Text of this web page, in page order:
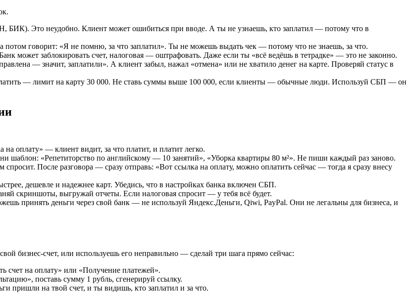
БИК). Это неудобно. Клиент может ошибиться при вводе. А ты не узнаешь, кто заплатил — потому что в
потом говорит: «Я не помню, за что заплатил». Ты не можешь выдать чек — потому что не знаешь, за что.
может заблокировать счет, налоговая — оштрафовать. Даже если ты «всё ведёшь в тетрадке» — это не законно.
— значит, заплатили». А клиент забыл, нажал «отмена» или не хватило денег на карте. Проверяй статус в
— лимит на карту 30 000. Не ставь суммы выше 100 000, если клиенты — обычные люди. Используй СБП — он
на оплату» — клиент видит, за что платит, и платит легко.
шаблон: «Репетиторство по английскому — 10 занятий», «Уборка квартиры 80 м²». Не пиши каждый раз заново.
После разговора — сразу отправь: «Вот ссылка на оплату, можно оплатить сейчас — тогда я сразу внесу
дешевле и надежнее карт. Убедись, что в настройках банка включен СБП.
скриншоты, выгружай отчеты. Если налоговая спросит — у тебя всё будет.
принять деньги через свой банк — не используй Яндекс.Деньги, Qiwi, PayPal. Они не легальны для бизнеса, и
бизнес-счет, или используешь его неправильно — сделай три шага прямо сейчас:
счет на оплату» или «Получение платежей».
поставь сумму 1 рубль, сгенерируй ссылку.
пришли на твой счет, и ты видишь, кто заплатил и за что.